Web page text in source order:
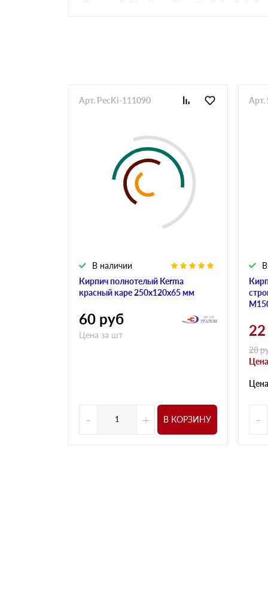
Кирпич полнотелый Kerma
красный каре 250х120х65 мм
В наличии
Арт. PecKi-111090
60 руб
Цена за шт
- + В КОРЗИНУ
Арт.
22
28
-